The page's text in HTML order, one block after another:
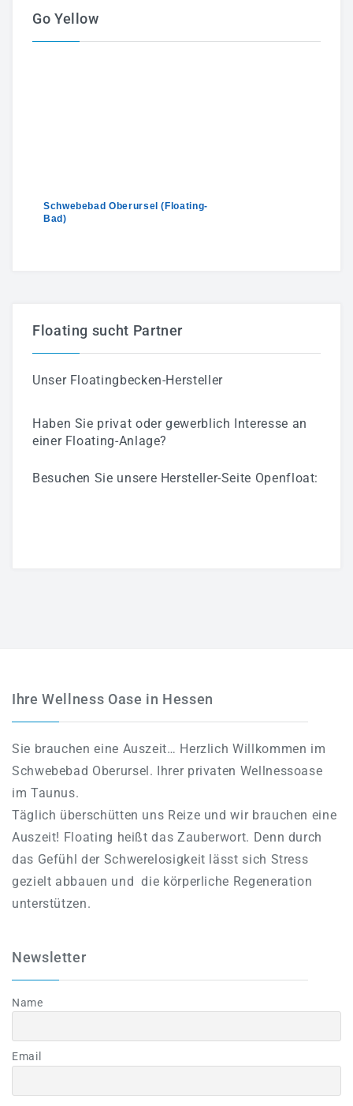
Go Yellow
Schwebebad Oberursel (Floating-
Bad)
Floating sucht Partner
Unser Floatingbecken-Hersteller
Haben Sie privat oder gewerblich Interesse an
einer Floating-Anlage?
Besuchen Sie unsere Hersteller-Seite Openfloat:
Ihre Wellness Oase in Hessen
Sie brauchen eine Auszeit… Herzlich Willkommen im
Schwebebad Oberursel. Ihrer privaten Wellnessoase
im Taunus.
Täglich überschütten uns Reize und wir brauchen eine
Auszeit! Floating heißt das Zauberwort. Denn durch
das Gefühl der Schwerelosigkeit lässt sich Stress
gezielt abbauen und die körperliche Regeneration
unterstützen.
Newsletter
Name
Email